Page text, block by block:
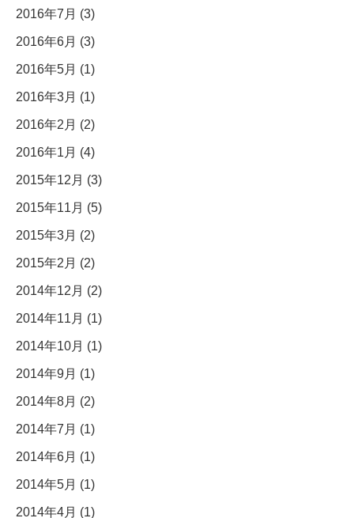
2016年7月 (3)
2016年6月 (3)
2016年5月 (1)
2016年3月 (1)
2016年2月 (2)
2016年1月 (4)
2015年12月 (3)
2015年11月 (5)
2015年3月 (2)
2015年2月 (2)
2014年12月 (2)
2014年11月 (1)
2014年10月 (1)
2014年9月 (1)
2014年8月 (2)
2014年7月 (1)
2014年6月 (1)
2014年5月 (1)
2014年4月 (1)